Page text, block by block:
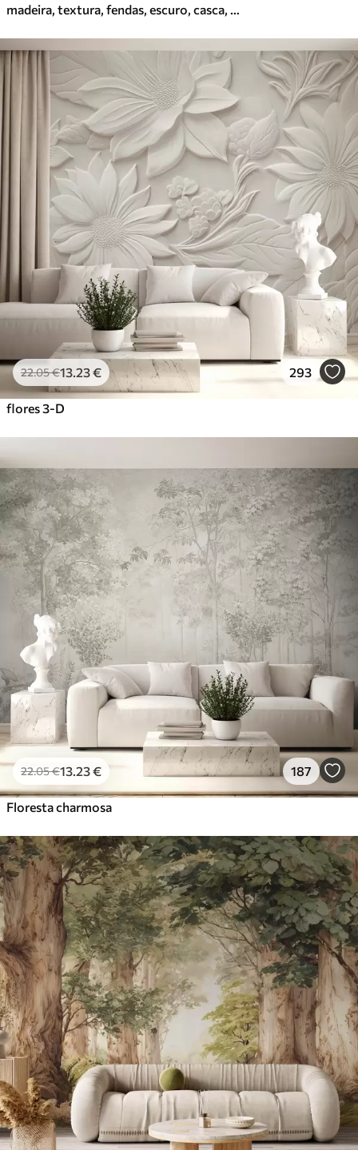
madeira, textura, fendas, escuro, casca, superfície
22.05€13.23€ 293
flores 3-D
22.05€13.23€ 187
Floresta charmosa